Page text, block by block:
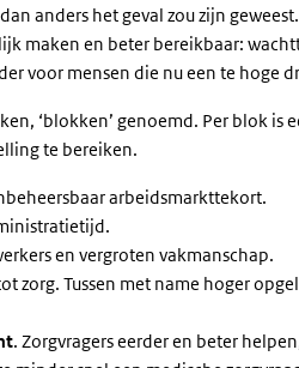
anders het geval zou zijn geweest.
maken en beter bereikbaar:
voor mensen die nu een te hoge
‘blokken’ genoemd. Per blok is
te bereiken.
arbeidsmarkttekort.
en vergroten vakmanschap.
zorg. Tussen met name hoger
. Zorgvragers eerder en beter